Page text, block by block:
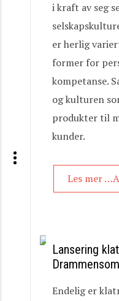
i kraft av seg
er herlig
former for
kompetanse.
og kulturen
produkter til
kunder.
Les mer
Lansering
Endelig er